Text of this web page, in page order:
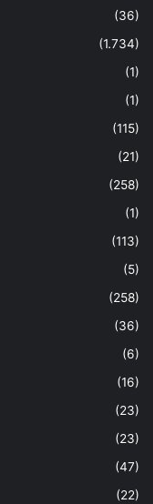
(36)
(1.734)
(1)
(1)
(115)
(21)
(258)
(1)
(113)
(5)
(258)
(36)
(6)
(16)
(23)
(23)
(47)
(22)